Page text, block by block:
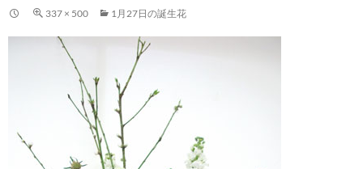
337 × 500 1月27日の誕生花